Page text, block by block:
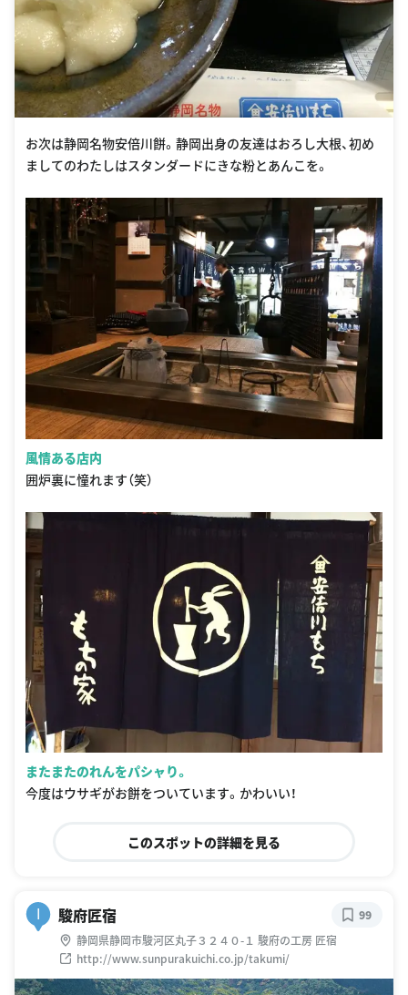
お次は静岡名物安倍川餅。静岡出身の友達はおろし大根、初め
ましてのわたしはスタンダードにきな粉とあんこを。
風情ある店内
囲炉裏に憧れます（笑）
またまたのれんをパシャり。
今度はウサギがお餅をついています。かわいい！
このスポットの詳細を見る
駿府匠宿
静岡県静岡市駿河区丸子３２４０-１ 駿府の工房 匠宿
http://www.sunpurakuichi.co.jp/takumi/
99